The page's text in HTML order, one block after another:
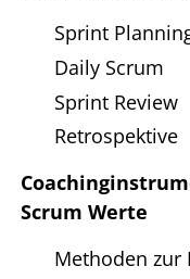
Sprint
Daily Scrum
Sprint Review
Retrospektive
Scrum Werte
Methoden zur